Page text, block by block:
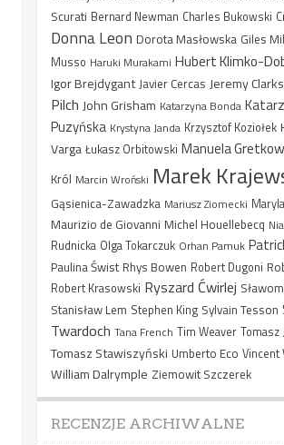
Scurati Bernard Newman Charles Bukowski
Donna Leon Dorota Masłowska Giles
Musso Haruki Murakami Hubert Klimko-
Igor Brejdygant Javier Cercas Jeremy
Pilch John Grisham Katarzyna Bonda
Puzyńska Krystyna Janda Krzysztof Koziołek
Varga Łukasz Orbitowski Manuela
Król Marcin Wroński Marek
Gąsienica-Zawadzka Mariusz Ziomecki
Maurizio de Giovanni Michel Houellebecq
Rudnicka Olga Tokarczuk Orhan Pamuk
Paulina Świst Rhys Bowen Robert Dugoni
Robert Krasowski Ryszard Ćwirlej
Stanisław Lem Stephen King Sylvain Tesson
Twardoch Tana French Tim Weaver Tomasz
Tomasz Stawiszyński Umberto Eco Vincent
William Dalrymple Ziemowit Szczerek
RECENZJE ARCHIWALNE